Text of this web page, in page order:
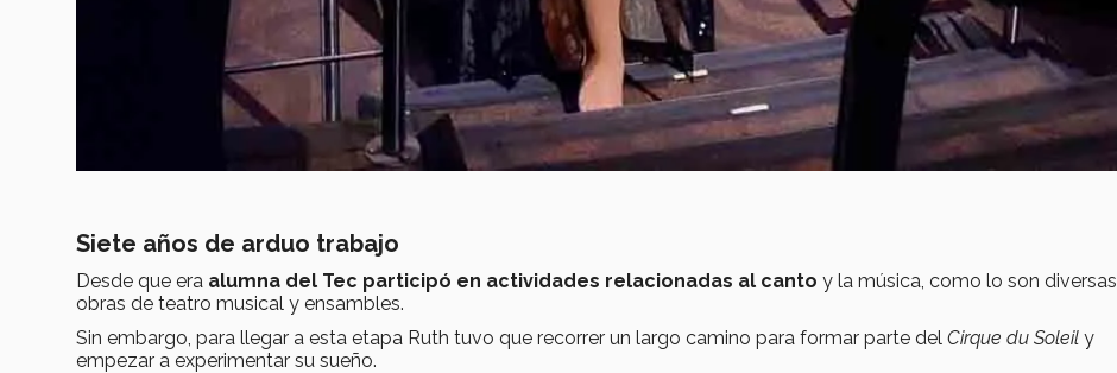
Siete años de arduo trabajo
Desde que era alumna del Tec participó en actividades relacionadas al canto y la música, como lo son diversas
obras de teatro musical y ensambles.
Sin embargo, para llegar a esta etapa Ruth tuvo que recorrer un largo camino para formar parte del Cirque du Soleil y
empezar a experimentar su sueño.